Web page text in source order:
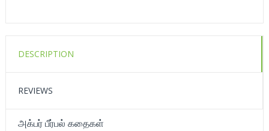
DESCRIPTION
REVIEWS
அக்பர் பீர்பல் கதைகள்